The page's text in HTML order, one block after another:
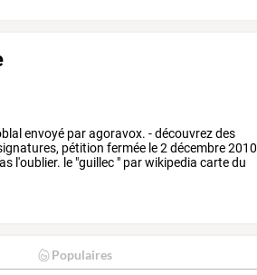
envoyé paragoravox. -découvrezdes
pétition fermée le2 décembre2010
l'oublier. le "guillec " parwikipedia cartedu
Populaires